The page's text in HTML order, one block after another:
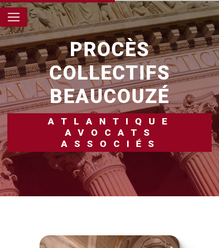
PROCÈS
COLLECTIFS
BEAUCOUZÉ
ATLANTIQUE
AVOCATS
ASSOCIÉS
Panneau de gestion des cookies